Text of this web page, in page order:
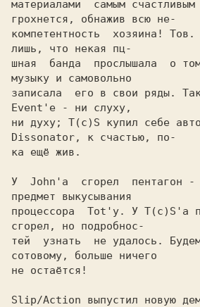
материалами  самым счастливым
грохнется, обнажив всю не-
компетентность  хозяина!
лишь, что некая пц-
шная  банда  прослышала  о
музыку и самовольно
записала  его в свои ряды.
Event'е - ни слуху,
ни духу; T(c)S купил себе
Dissonator, к счастью, по-
ка ещё жив.
У  John'а  сгорел  пентагон -
предмет выкусывания
процессора  Tot'у. У T(c)S'а
сгорел, но подробнос-
тей  узнать  не удалось.
сотовому, больше ничего
не остаётся!
Slip/Action выпустил новую